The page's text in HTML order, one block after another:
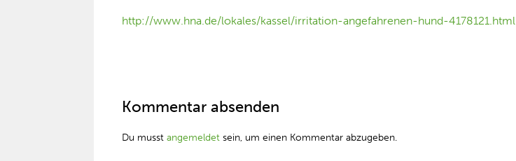
http://www.hna.de/lokales/kassel/irritation-angefahrenen-hund-4178121.html
Kommentar absenden
Du musstangemeldet sein, um einen Kommentar abzugeben.